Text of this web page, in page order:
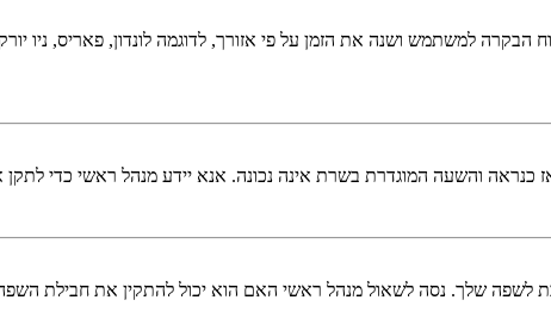
למשתמש ושנה את הזמן על פי אזורך, לדוגמה לונדון, פאריס, ניו
כנראה והשעה המוגדרת בשרת אינה נכונה. אנא יידע מנהל ראשי כדי
שלך. נסה לשאול מנהל ראשי האם הוא יכול להתקין את חבילת